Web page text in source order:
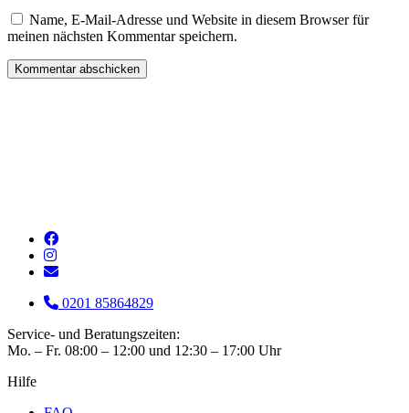
Name, E-Mail-Adresse und Website in diesem Browser für
meinen nächsten Kommentar speichern.
0201 85864829
Service- und Beratungszeiten:
Mo. – Fr. 08:00 – 12:00 und 12:30 – 17:00 Uhr
Hilfe